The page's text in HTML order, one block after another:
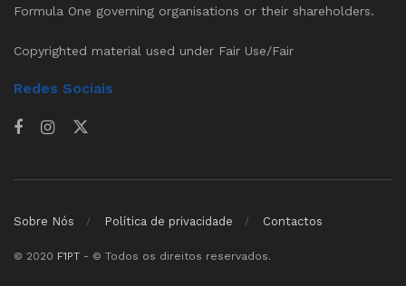
Formula One governing organisations or their shareholders.
Copyrighted material used under Fair Use/Fair
Redes Sociais
Sobre Nós Política de privacidade Contactos
© 2020 F1PT - © Todos os direitos reservados.